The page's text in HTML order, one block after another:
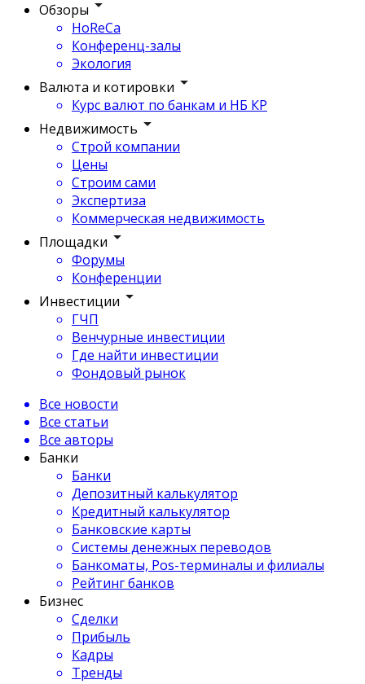
Обзоры
HoReCa
Конференц-залы
Экология
Валюта и котировки
Курс валют по банкам и НБ КР
Недвижимость
Строй компании
Цены
Строим сами
Экспертиза
Коммерческая недвижимость
Площадки
Форумы
Конференции
Инвестиции
ГЧП
Венчурные инвестиции
Где найти инвестиции
Фондовый рынок
Все новости
Все статьи
Все авторы
Банки
Банки
Депозитный калькулятор
Кредитный калькулятор
Банковские карты
Системы денежных переводов
Банкоматы, Pos-терминалы и филиалы
Рейтинг банков
Бизнес
Сделки
Прибыль
Кадры
Тренды